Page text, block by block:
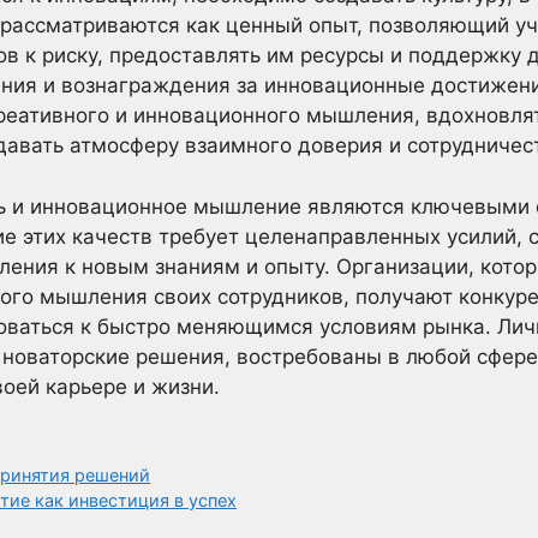
как ценный опыт, позволяющий
к риску, предоставлять им ресурсы и поддержку
и вознаграждения за инновационные
и инновационного мышления,
атмосферу взаимного доверия и
и инновационное мышление являются ключевыми
этих качеств требует целенаправленных усилий,
к новым знаниям и опыту. Организации,
мышления своих сотрудников, получают
к быстро меняющимся условиям рынка.
решения, востребованы в любой
карьере и жизни.
решений
как инвестиция в успех